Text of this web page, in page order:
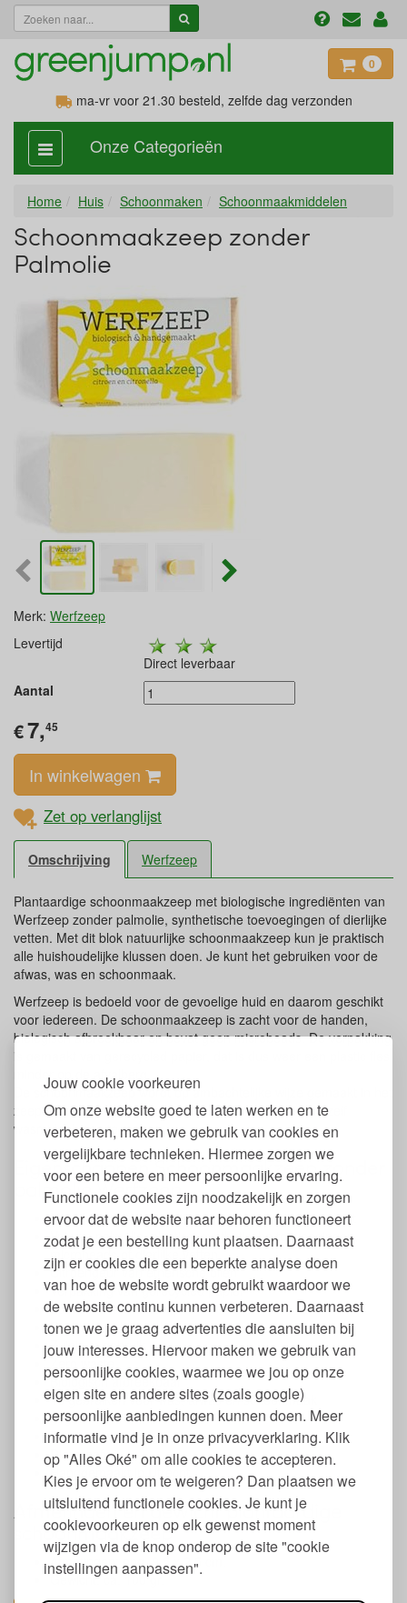
Jouw cookie voorkeuren
Om onze website goed te laten werken en te
verbeteren, maken we gebruik van cookies en
vergelijkbare technieken. Hiermee zorgen we
voor een betere en meer persoonlijke ervaring.
Functionele cookies zijn noodzakelijk en zorgen
ervoor dat de website naar behoren functioneert
zodat je een bestelling kunt plaatsen. Daarnaast
zijn er cookies die een beperkte analyse doen
van hoe de website wordt gebruikt waardoor we
de website continu kunnen verbeteren. Daarnaast
tonen we je graag advertenties die aansluiten bij
jouw interesses. Hiervoor maken we gebruik van
persoonlijke cookies, waarmee we jou op onze
eigen site en andere sites (zoals google)
persoonlijke aanbiedingen kunnen doen. Meer
informatie vind je in onze privacyverklaring. Klik
op "Alles Oké" om alle cookies te accepteren.
Kies je ervoor om te weigeren? Dan plaatsen we
uitsluitend functionele cookies. Je kunt je
cookievoorkeuren op elk gewenst moment
wijzigen via de knop onderop de site "cookie
instellingen aanpassen".
0
ma-vr voor 21.30 besteld, zelfde dag verzonden
categorie
aan,
Onze Categorieën
Home Huis Schoonmaken Schoonmaakmiddelen
Schoonmaakzeep zonder
Palmolie
Merk: Werfzeep
Levertijd
Direct leverbaar
Aantal
€7,45
In winkelwagen
Zet op verlanglijst
Omschrijving Werfzeep
Plantaardige schoonmaakzeep met biologische ingrediënten van
Werfzeep zonder palmolie, synthetische toevoegingen of dierlijke
vetten. Met dit blok natuurlijke schoonmaakzeep kun je praktisch
alle huishoudelijke klussen doen. Je kunt het gebruiken voor de
afwas, was en schoonmaak.
Werfzeep is bedoeld voor de gevoelige huid en daarom geschikt
voor iedereen. De schoonmaakzeep is zacht voor de handen,
biologisch afbreekbaar en bevat geen microbeads. De verpakking
is gemaakt van gerecycled papier, dat is dus weer een plastic fles
minder op de afvalberg.
De schoonmaakzeep wordt op ambachtelijke wijze gemaakt in het
zeepatelier van Werfzeep in Utrecht. Ook geschikt om zelf
wasmiddel mee te maken.
Eigenschappen Schoonmaakzeep zonder
palmolie Werfzeep
Met biologische ingrediënten van food-grade kwaliteit
Vrij van palmolie, plastics, synthetische toevoegingen,
microbeads of dierlijke vetten
Citroengeur van etherische oliën
Verpakking van gerecycled papier
Stuk schoonmaakzeep
Zacht voor de handen
Zuinig in gebruik
Zero waste
Biologisch afbreekbaar
Te gebruiken voor was, afwas en schoonmaak
Vegan
Droog bewaren
Dierproefvrij
Handgemaakt in Utrecht
Afmetingen en gewicht plantaardige
schoonmaakzeep
Afmetingen: ong. 9,5 x 2,5 cm.
Gewicht: ca. 100 gr.